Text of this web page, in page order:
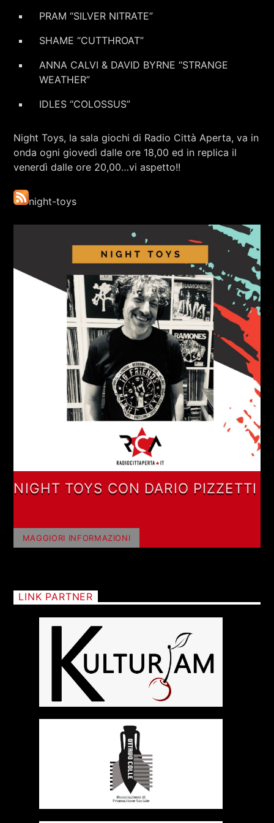
PRAM “SILVER NITRATE”
SHAME “CUTTHROAT”
ANNA CALVI & DAVID BYRNE “STRANGE
WEATHER”
IDLES “COLOSSUS”
Night Toys, la sala giochi di Radio Città Aperta, va in
onda ogni giovedì dalle ore 18,00 ed in replica il
venerdì dalle ore 20,00…vi aspetto!!
night-toys
NIGHT TOYS CON DARIO PIZZETTI
MAGGIORI INFORMAZIONI
LINK PARTNER